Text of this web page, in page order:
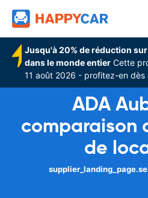
Jusqu'à 20% de réduction
dans le monde entier Cette
11 août 2026 - profitez-en dès
ADA
comparaison
de